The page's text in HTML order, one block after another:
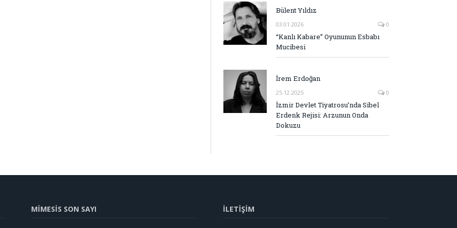
Bülent Yıldız
03.01.2026 0
“Kanlı Kabare” Oyununun Esbabı
Mucibesi
İrem Erdoğan
25.12.2025 0
İzmir Devlet Tiyatrosu’nda Sibel
Erdenk Rejisi: Arzunun Onda
Dokuzu
MİMESİS SON SAYI İLETİŞİM